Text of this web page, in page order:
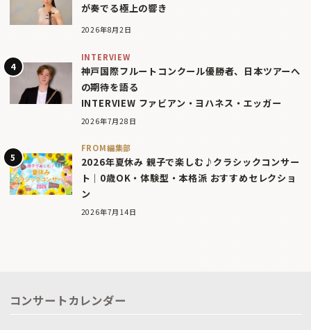
が奏でる極上の響き
2026年8月2日
INTERVIEW
神戸国際フルートコンクール優勝者、日本ツアーへ
の期待を語る
INTERVIEW ファビアン・ヨハネス・エッガー
2026年7月28日
FROM編集部
2026年夏休み 親子で楽しむ♪クラシックコンサー
ト｜0歳OK・体験型・本格派 おすすめセレクショ
ン
2026年7月14日
コンサートカレンダー